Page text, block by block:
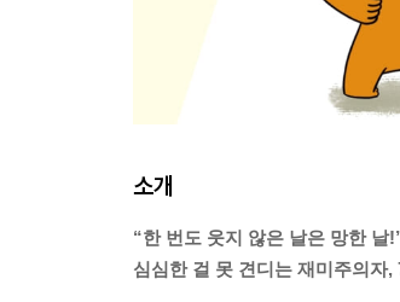
소개
“한 번도 웃지 않은 날은 망한 날
심심한 걸 못 견디는 재미주의자,